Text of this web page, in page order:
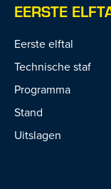
EERSTE
Eerste elftal
Technische staf
Programma
Stand
Uitslagen